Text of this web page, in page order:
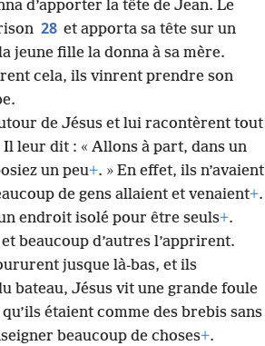
d’apporter la tête de Jean. Le
28 et apporta sa tête sur un
jeune fille la donna à sa mère.
cela, ils vinrent prendre son
de Jésus et lui racontèrent tout
Il leur dit : « Allons à part, dans un
un peu+. » En effet, ils n’avaient
de gens allaient et venaient+.
endroit isolé pour être seuls+.
beaucoup d’autres l’apprirent.
jusque là-bas, et ils
bateau, Jésus vit une grande foule
étaient comme des brebis sans
beaucoup de choses+.